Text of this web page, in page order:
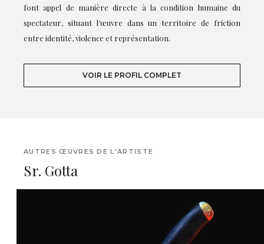
font appel de manière directe à la condition humaine du
spectateur, situant l’œuvre dans un territoire de friction
entre identité, violence et représentation.
VOIR LE PROFIL COMPLET
AUTRES ŒUVRES DE L'ARTISTE
Sr. Gotta